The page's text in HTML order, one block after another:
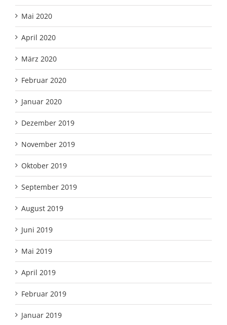
Mai 2020
April 2020
März 2020
Februar 2020
Januar 2020
Dezember 2019
November 2019
Oktober 2019
September 2019
August 2019
Juni 2019
Mai 2019
April 2019
Februar 2019
Januar 2019